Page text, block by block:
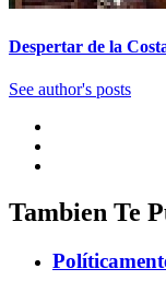
Despertar de la
See author's posts
Tambien Te